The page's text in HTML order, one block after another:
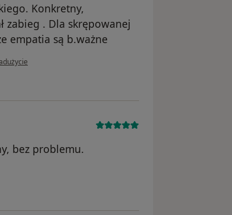
Konkretny,
zabieg . Dla skrępowanej
empatia są b.ważne
Jola
bez problemu.